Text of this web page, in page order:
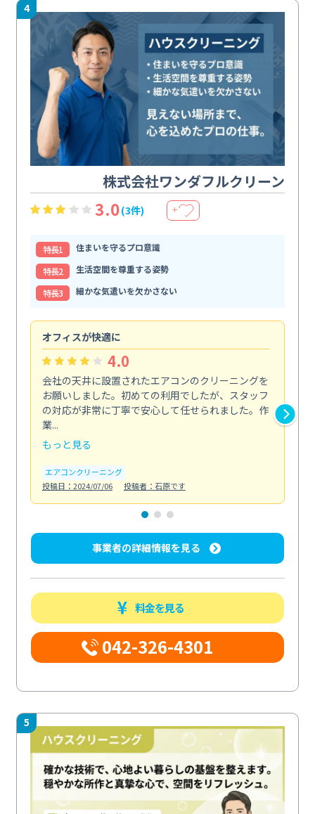
4
株式会社ワンダフルクリーン
3.0(3件) ＋
特⻑1
住まいを守るプロ意識
特⻑2
生活空間を尊重する姿勢
特⻑3
細かな気遣いを欠かさない
オフィスが快適に
4.0
会社の天井に設置されたエアコンのクリーニングを
お願いしました。初めての利用でしたが、スタッフ
の対応が非常に丁寧で安心して任せられました。作
業...
もっと見る
エアコンクリーニング
投稿日：2024/07/06
投稿者：石原です
事業者の詳細情報を見る
料金を見る
042-326-4301
5